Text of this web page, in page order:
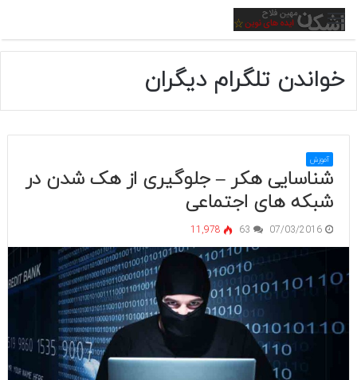
منو
خواندن تلگرام دیگران
آموزش
شناسایی هکر – جلوگیری از هک شدن در
شبکه های اجتماعی
07/03/2016
63
11,978